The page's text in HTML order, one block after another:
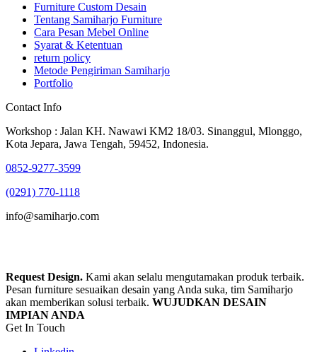
Furniture Custom Desain
Tentang Samiharjo Furniture
Cara Pesan Mebel Online
Syarat & Ketentuan
return policy
Metode Pengiriman Samiharjo
Portfolio
Contact Info
Workshop : Jalan KH. Nawawi KM2 18/03. Sinanggul, Mlonggo,
Kota Jepara, Jawa Tengah, 59452, Indonesia.
0852-9277-3599
(0291) 770-1118
info@samiharjo.com
Request Design. Kami akan selalu mengutamakan produk terbaik.
Pesan furniture sesuaikan desain yang Anda suka, tim Samiharjo
akan memberikan solusi terbaik. WUJUDKAN DESAIN
IMPIAN ANDA
Get In Touch